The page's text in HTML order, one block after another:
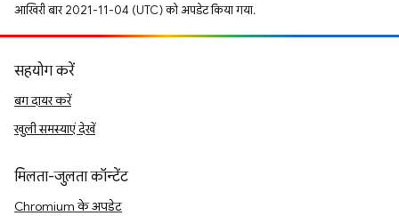
आखिरी बार 2021-11-04 (UTC) को अपडेट किया गया.
सहयोग करें
बग दायर करें
खुली समस्याएं देखें
मिलता-जुलता कॉन्टेंट
Chromium के अपडेट